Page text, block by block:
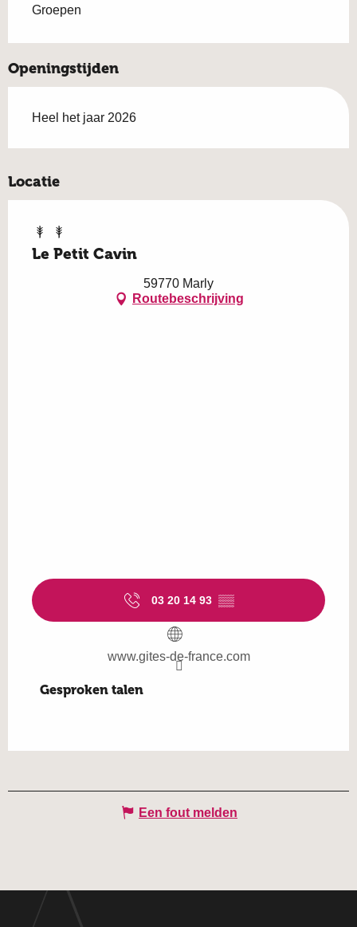
Groepen
Openingstijden
Heel het jaar 2026
Locatie
Le Petit Cavin
59770 Marly
Routebeschrijving
03 20 14 93 ▒▒
www.gites-de-france.com
Gesproken talen
Gesproken talen
Een fout melden